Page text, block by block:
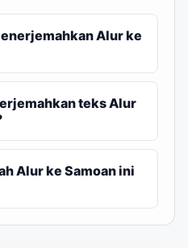
Alur ke
teks Alur
Alur ke Samoan ini